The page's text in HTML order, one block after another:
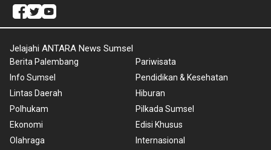
Jelajahi ANTARA News Sumsel
Berita Palembang
Info Sumsel
Lintas Daerah
Polhukam
Ekonomi
Olahraga
Pariwisata
Pendidikan & Kesehatan
Hiburan
Pilkada Sumsel
Edisi Khusus
Internasional